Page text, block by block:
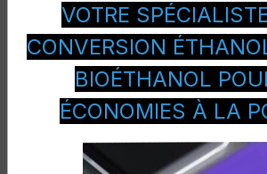
VOTRE
CONVERSION
BIOÉTHANOL
ÉCONOMIES À LA